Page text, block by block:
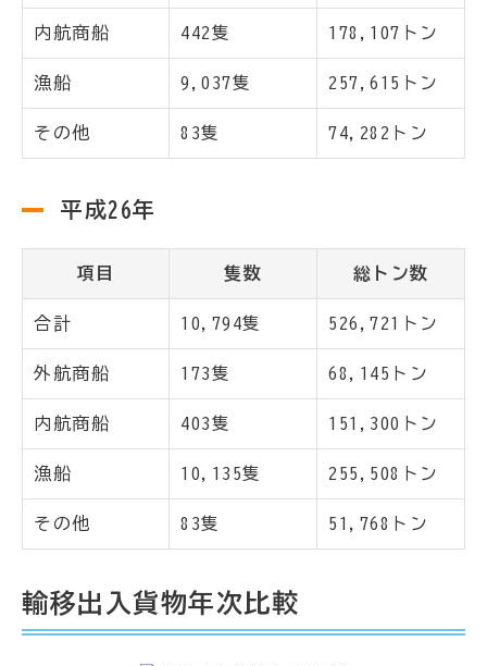
内航商船 442隻 178,107トン
漁船 9,037隻 257,615トン
その他 83隻 74,282トン
平成26年
項目 隻数 総トン数
合計 10,794隻 526,721トン
外航商船 173隻 68,145トン
内航商船 403隻 151,300トン
漁船 10,135隻 255,508トン
その他 83隻 51,768トン
輸移出入貨物年次比較